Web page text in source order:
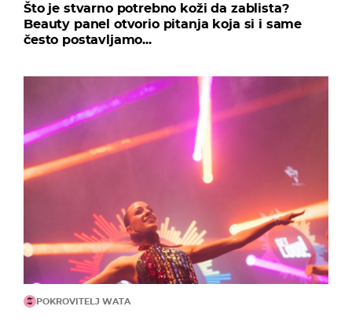
Što je stvarno potrebno koži da zablista?
Beauty panel otvorio pitanja koja si i same
često postavljamo...
POKROVITELJ WATA